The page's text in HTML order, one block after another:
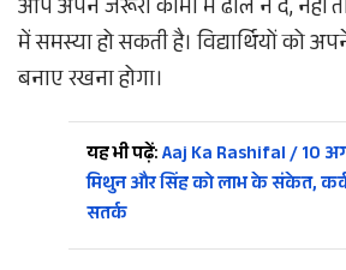
आप अपने जरूरी कामों में ढील न दें, नहीं
में समस्या हो सकती है। विद्यार्थियों को
बनाए रखना होगा।
यह भी पढ़ें:Aaj Ka Rashifal / 10
मिथुन और सिंह को लाभ के संकेत,
सतर्क